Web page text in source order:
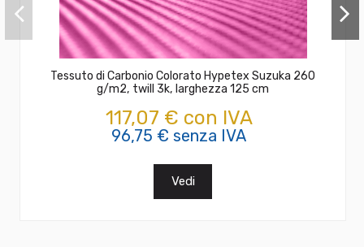
Tessuto di Carbonio Colorato Hypetex Suzuka 260
g/m2, twill 3k, larghezza 125 cm
117,07 € con IVA
96,75 € senza IVA
Vedi